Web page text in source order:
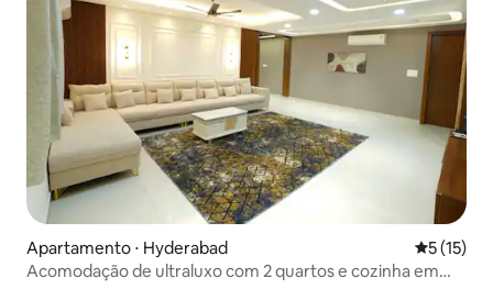
Apartamento ⋅ Hyderabad 5 de uma
5 (15)
Acomodação de ultraluxo com 2 quartos e cozinha em